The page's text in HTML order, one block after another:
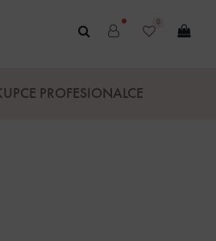
0
PROFESIONALCE